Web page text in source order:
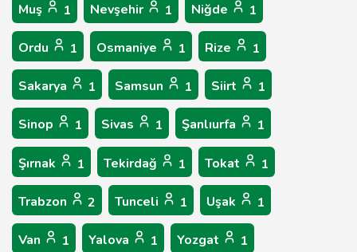
Muş 1 Nevşehir 1 Niğde 1
Ordu 1 Osmaniye 1 Rize 1
Sakarya 1 Samsun 1 Siirt 1
Sinop 1 Sivas 1 Şanlıurfa 1
Şırnak 1 Tekirdağ 1 Tokat 1
Trabzon 2 Tunceli 1 Uşak 1
Van 1 Yalova 1 Yozgat 1